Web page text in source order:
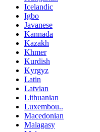
Icelandic
Igbo
Javanese
Kannada
Kazakh
Khmer
Kurdish
Kyrgyz
Latin
Latvian
Lithuanian
Luxembou..
Macedonian
Malagasy